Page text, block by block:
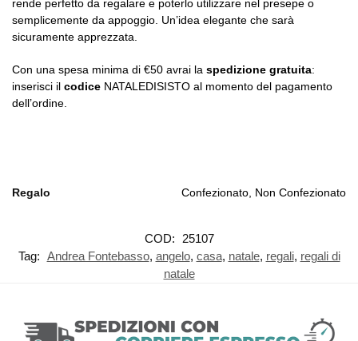
rende perfetto da regalare e poterlo utilizzare nel presepe o
semplicemente da appoggio. Un’idea elegante che sarà
sicuramente apprezzata.
Con una spesa minima di €50 avrai la spedizione gratuita:
inserisci il codice NATALEDISISTO al momento del pagamento
dell’ordine.
Regalo Confezionato, Non Confezionato
COD:
25107
Tag: Andrea Fontebasso, angelo, casa, natale, regali, regali di
natale